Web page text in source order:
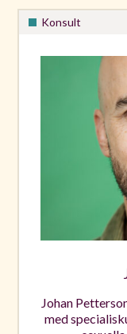
Konsult
Johan
med